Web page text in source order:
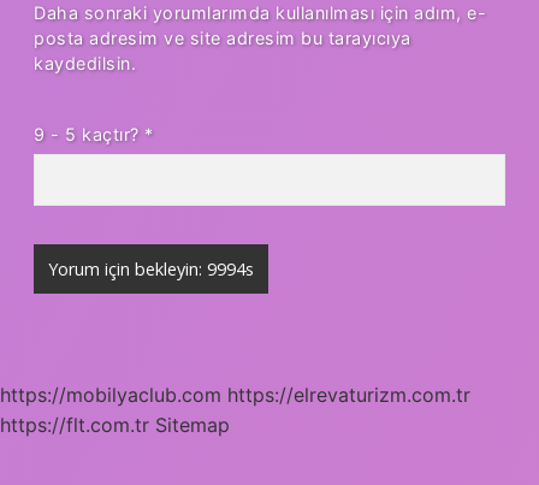
Daha sonraki yorumlarımda kullanılması için adım, e-
posta adresim ve site adresim bu tarayıcıya
kaydedilsin.
9 - 5 kaçtır? *
https://mobilyaclub.com https://elrevaturizm.com.tr
https://flt.com.tr Sitemap